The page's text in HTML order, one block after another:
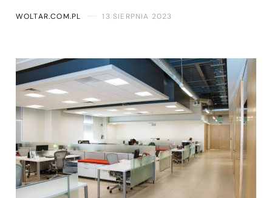
WOLTAR.COM.PL 13 SIERPNIA 2023